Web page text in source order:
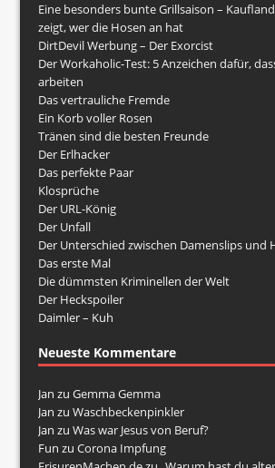
Eine besonders bunte Grillsaison –
zeigt, wer die Hosen an hat
DirtDevil Werbung – Der Exorcist
Der Workaholic-Test: 5 Anzeichen dafür,
arbeiten
Das vertrauliche Fremde
Ein Korb voller Rosen
Tränen sind die besten Freunde
Der Erlhacker
Das perfekte Paar
Klosprüche
Der URL-König
Der Unfall
Der Unterschied zwischen Damenslips und
Das erste Mal
Die dümmsten Kriminellen der Welt
Der Heckspoiler
Daimler – Kuh
Neueste Kommentare
Jan zuGemma Gemma
Jan zuWaschbeckenpinkler
Jan zuWas war Jesus von Beruf?
Fun zuCorona Impfung